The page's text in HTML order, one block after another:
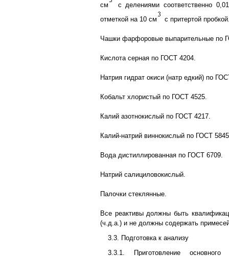
см
с делениями соответственно
отметкой на 10 см
с притертой
Чашки фарфоровые выпарительные по
Кислота серная по ГОСТ 4204.
Натрия гидрат окиси (натр едкий) по
Кобальт хлористый по ГОСТ 4525.
Калий азотнокислый по ГОСТ 4217.
Калий-натрий виннокислый по ГОСТ
Вода дистиллированная по ГОСТ 6709.
Натрий салициловокислый.
Палочки стеклянные.
Все реактивы должны быть
(ч.д.а.) и не должны содержать
3.3. Подготовка к анализу
3.3.1. Приготовление основного